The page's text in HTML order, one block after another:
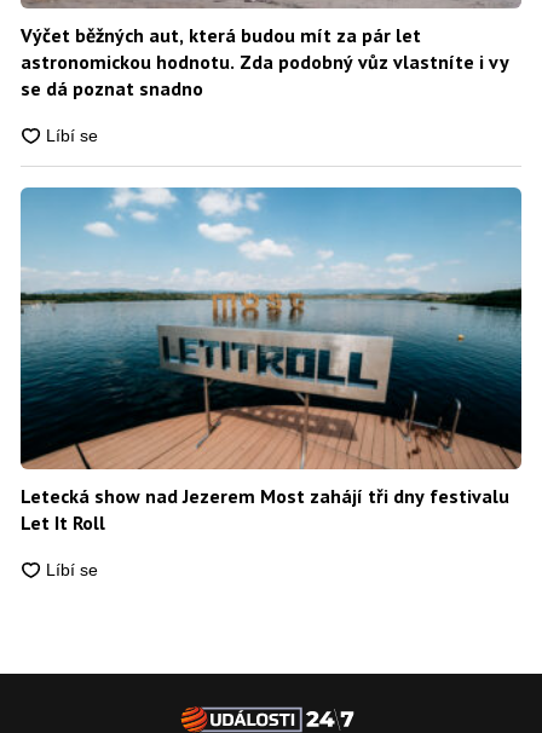
Výčet běžných aut, která budou mít za pár let
astronomickou hodnotu. Zda podobný vůz vlastníte i vy
se dá poznat snadno
Letecká show nad Jezerem Most zahájí tři dny festivalu
Let It Roll